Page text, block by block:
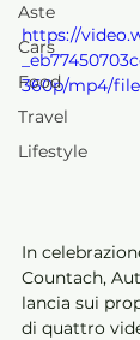
Aste
Cars
Food
Travel
Lifestyle
https://
360p/mp4/
In
Countach,
lancia sui
di quattro